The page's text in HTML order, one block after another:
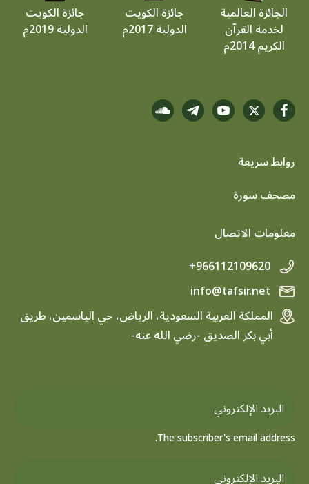
الجائزة العالمية
لخدمة القرآن
الكريم 2014م
جائزة الكويت
الدولية 2017م
جائزة الكويت
الدولية 2019م
روابط سريعة
footer menu
مصحف سورة
معلومات الاتصال
+966112109620
المملكة العربية السعودية، الرياض، حي الياسمين، طريق
أبي بكر الصديق -رضي الله عنه-
The subscriber's email address.